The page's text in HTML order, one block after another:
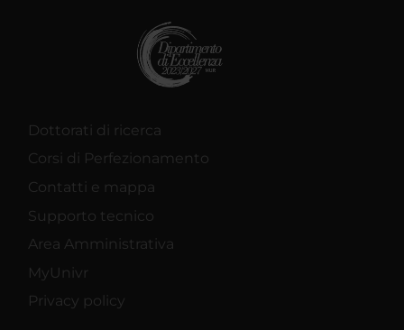
Dottorati di ricerca
Corsi di Perfezionamento
Contatti e mappa
Supporto tecnico
Area Amministrativa
MyUnivr
Privacy policy